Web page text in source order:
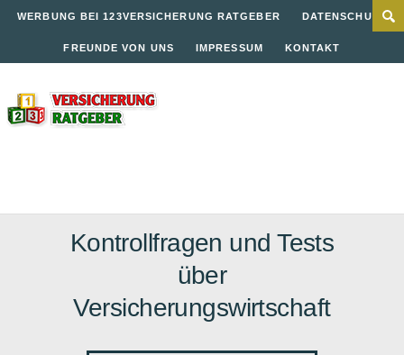
WERBUNG BEI 123VERSICHERUNG RATGEBER DATENSCHUTZ
FREUNDE VON UNS IMPRESSUM KONTAKT
Kontrollfragen und Tests
über
Versicherungswirtschaft